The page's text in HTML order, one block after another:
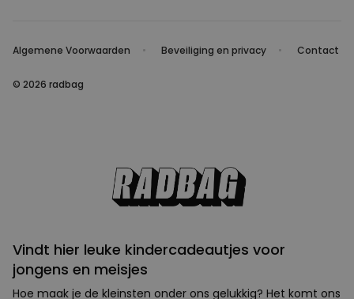
Algemene Voorwaarden Beveiliging en privacy Contact
© 2026 radbag
Vindt hier leuke kindercadeautjes voor
jongens en meisjes
Hoe maak je de kleinsten onder ons gelukkig? Het komt ons